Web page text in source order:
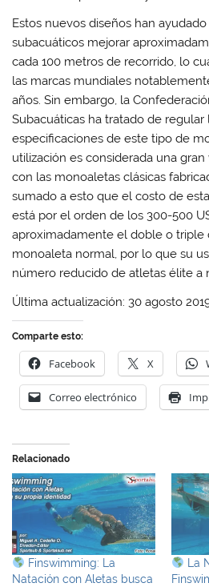
Estos nuevos diseños han
subacuáticos mejorar
cada 100 metros de recorrido, lo
las marcas mundiales
años. Sin embargo, la
Subacuáticas ha tratado de regular
especificaciones de este tipo de
utilización es considerada una
con las monoaletas clásicas
sumado a esto que el costo de
está por el orden de los 300-500
aproximadamente el doble o triple
monoaleta normal, por lo que su
número reducido de atletas élite a
Última actualización: 30 agosto
Comparte esto:
Facebook X
Correo electrónico
Relacionado
Finswimming: La
Natación con Aletas busca
La